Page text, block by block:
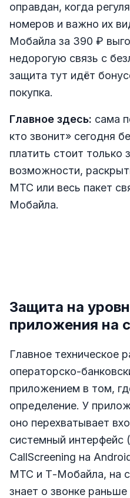
оправдан, когда
номеров и важно их
Мобайла за 390 ₽
недорогую связь с
защита тут идёт
покупка.
Главное здесь: сама
кто звонит» сегодня
платить стоит только
возможности,
МТС или весь пакет
Мобайла.
Защита на
приложения на
Главное техническое
операторско-
приложением в том,
определение. У
оно перехватывает
системный интерфейс
CallScreening на
МТС и Т-Мобайла, на
знает о звонке